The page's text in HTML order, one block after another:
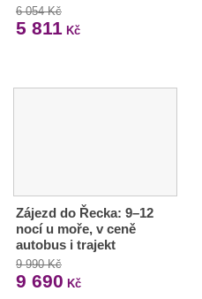
6 054 Kč
5 811 Kč
Zájezd do Řecka: 9–12
nocí u moře, v ceně
autobus i trajekt
9 990 Kč
9 690 Kč